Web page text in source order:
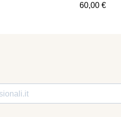
60,00 €